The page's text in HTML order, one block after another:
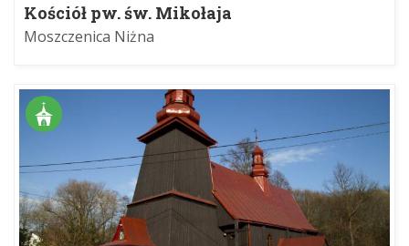
Kościół pw. św. Mikołaja
Moszczenica Niżna